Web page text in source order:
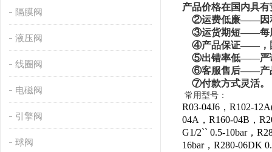
隔膜阀
液压阀
线圈阀
电磁阀
引擎阀
球阀
产品价格在国内具
②运费低廉——因和
③运货期短——每周
④产品保证——，
⑤出错率低——严谨
⑥客服售后——产品
⑦付款方式灵活。
常用型号：
R03-04J6，R102-
04A，R160-04B，
G1/2`` 0.5-10bar，
16bar，R280-06DK